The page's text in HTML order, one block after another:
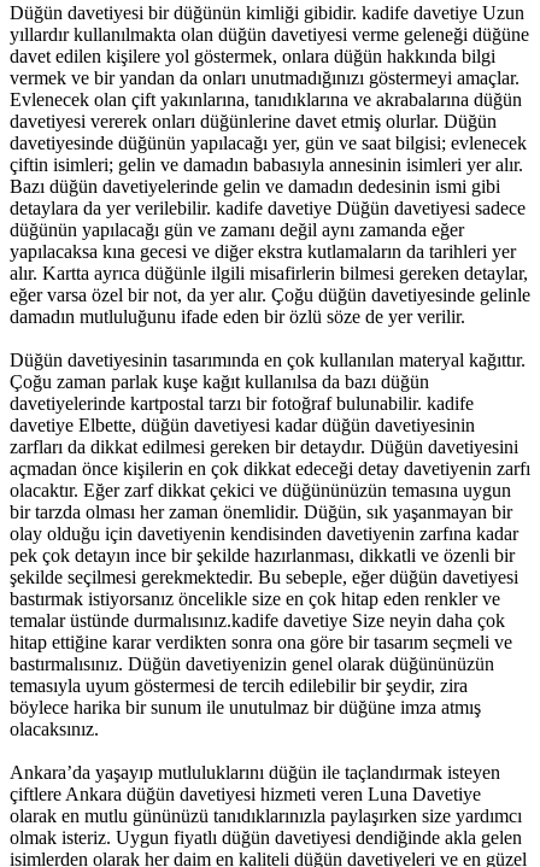
Düğün davetiyesi bir düğünün kimliği gibidir. kadife davetiye Uzun
yıllardır kullanılmakta olan düğün davetiyesi verme geleneği düğüne
davet edilen kişilere yol göstermek, onlara düğün hakkında bilgi
vermek ve bir yandan da onları unutmadığınızı göstermeyi amaçlar.
Evlenecek olan çift yakınlarına, tanıdıklarına ve akrabalarına düğün
davetiyesi vererek onları düğünlerine davet etmiş olurlar. Düğün
davetiyesinde düğünün yapılacağı yer, gün ve saat bilgisi; evlenecek
çiftin isimleri; gelin ve damadın babasıyla annesinin isimleri yer alır.
Bazı düğün davetiyelerinde gelin ve damadın dedesinin ismi gibi
detaylara da yer verilebilir. kadife davetiye Düğün davetiyesi sadece
düğünün yapılacağı gün ve zamanı değil aynı zamanda eğer
yapılacaksa kına gecesi ve diğer ekstra kutlamaların da tarihleri yer
alır. Kartta ayrıca düğünle ilgili misafirlerin bilmesi gereken detaylar,
eğer varsa özel bir not, da yer alır. Çoğu düğün davetiyesinde gelinle
damadın mutluluğunu ifade eden bir özlü söze de yer verilir.
Düğün davetiyesinin tasarımında en çok kullanılan materyal kağıttır.
Çoğu zaman parlak kuşe kağıt kullanılsa da bazı düğün
davetiyelerinde kartpostal tarzı bir fotoğraf bulunabilir. kadife
davetiye Elbette, düğün davetiyesi kadar düğün davetiyesinin
zarfları da dikkat edilmesi gereken bir detaydır. Düğün davetiyesini
açmadan önce kişilerin en çok dikkat edeceği detay davetiyenin zarfı
olacaktır. Eğer zarf dikkat çekici ve düğününüzün temasına uygun
bir tarzda olması her zaman önemlidir. Düğün, sık yaşanmayan bir
olay olduğu için davetiyenin kendisinden davetiyenin zarfına kadar
pek çok detayın ince bir şekilde hazırlanması, dikkatli ve özenli bir
şekilde seçilmesi gerekmektedir. Bu sebeple, eğer düğün davetiyesi
bastırmak istiyorsanız öncelikle size en çok hitap eden renkler ve
temalar üstünde durmalısınız.kadife davetiye Size neyin daha çok
hitap ettiğine karar verdikten sonra ona göre bir tasarım seçmeli ve
bastırmalısınız. Düğün davetiyenizin genel olarak düğününüzün
temasıyla uyum göstermesi de tercih edilebilir bir şeydir, zira
böylece harika bir sunum ile unutulmaz bir düğüne imza atmış
olacaksınız.
Ankara’da yaşayıp mutluluklarını düğün ile taçlandırmak isteyen
çiftlere Ankara düğün davetiyesi hizmeti veren Luna Davetiye
olarak en mutlu gününüzü tanıdıklarınızla paylaşırken size yardımcı
olmak isteriz. Uygun fiyatlı düğün davetiyesi dendiğinde akla gelen
isimlerden olarak her daim en kaliteli düğün davetiyeleri ve en güzel